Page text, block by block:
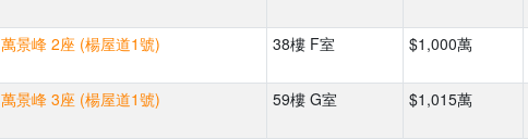
萬景峰 2座 (楊屋道1號) 38樓 F室 $1,000萬
萬景峰 3座 (楊屋道1號) 59樓 G室 $1,015萬